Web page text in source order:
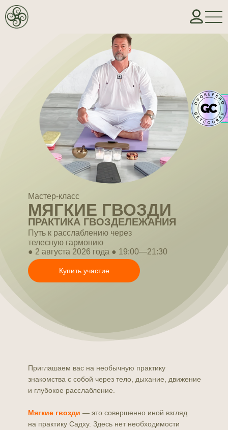
Мастер-класс
МЯГКИЕ ГВОЗДИ
ПРАКТИКА ГВОЗДЕЛЕЖАНИЯ
Путь к расслаблению через
телесную гармонию
● 2 августа 2026 года ● 19:00—21:30
Купить участие
Приглашаем вас на необычную практику
знакомства с собой через тело, дыхание, движение
и глубокое расслабление.
Мягкие гвозди — это совершенно иной взгляд
на практику Садху. Здесь нет необходимости